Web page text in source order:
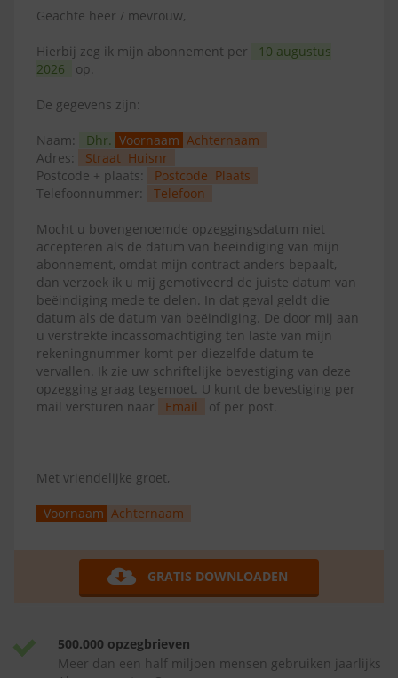
Geachte heer / mevrouw,
Hierbij zeg ik mijn abonnement per
10 augustus
2026
op.
De gegevens zijn:
Naam: Dhr. Voornaam Achternaam
Adres:
Straat Huisnr
Postcode + plaats:
Postcode Plaats
Telefoonnummer:
Telefoon
Mocht u bovengenoemde opzeggingsdatum niet
accepteren als de datum van beëindiging van mijn
abonnement, omdat mijn contract anders bepaalt,
dan verzoek ik u mij gemotiveerd de juiste datum van
beëindiging mede te delen. In dat geval geldt die
datum als de datum van beëindiging. De door mij aan
u verstrekte incassomachtiging ten laste van mijn
rekeningnummer komt per diezelfde datum te
vervallen. Ik zie uw schriftelijke bevestiging van deze
opzegging graag tegemoet. U kunt de bevestiging per
mail versturen naar
Email of per post.
Met vriendelijke groet,
Voornaam Achternaam
GRATIS DOWNLOADEN
500.000 opzegbrieven
Meer dan een half miljoen mensen gebruiken jaarlijks